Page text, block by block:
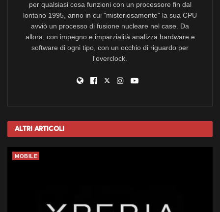
per qualsiasi cosa funzioni con un processore fin dal
lontano 1995, anno in cui "misteriosamente" la sua CPU
avviò un processo di fusione nucleare nel case. Da
allora, con impegno e imparzialità analizza hardware e
software di ogni tipo, con un occhio di riguardo per
l'overclock.
Altri Articoli
MOBILE